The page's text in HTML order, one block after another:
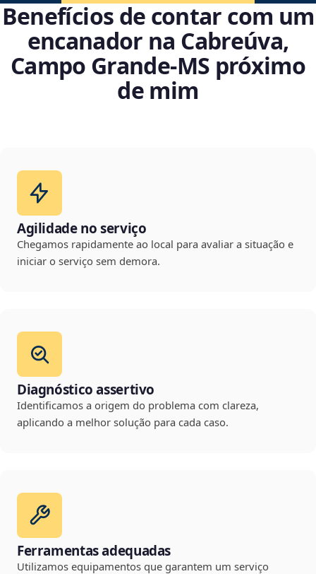
Benefícios de contar com um
encanador na Cabreúva,
Campo Grande‑MS próximo
de mim
Agilidade no serviço
Chegamos rapidamente ao local para avaliar a situação e
iniciar o serviço sem demora.
Diagnóstico assertivo
Identificamos a origem do problema com clareza,
aplicando a melhor solução para cada caso.
Ferramentas adequadas
Utilizamos equipamentos que garantem um serviço